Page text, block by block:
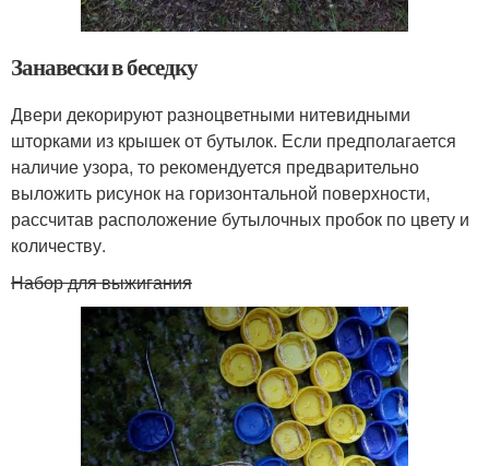
Занавески в беседку
Двери декорируют разноцветными нитевидными
шторками из крышек от бутылок. Если предполагается
наличие узора, то рекомендуется предварительно
выложить рисунок на горизонтальной поверхности,
рассчитав расположение бутылочных пробок по цвету и
количеству.
Набор для выжигания